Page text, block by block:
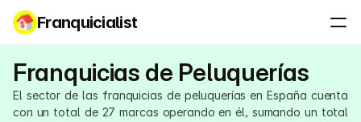
Franquicialist
Franquicias de Peluquerías
El sector de las franquicias de peluquerías en España cuenta
con un total de 27 marcas operando en él, sumando un total